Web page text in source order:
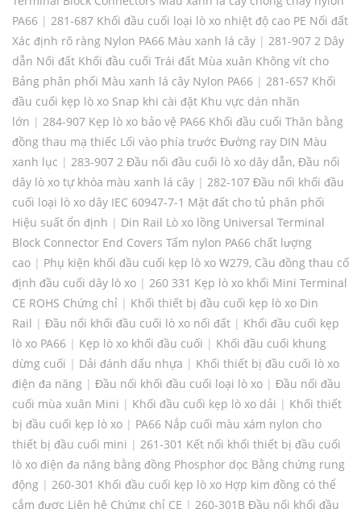
PA66 | 281-687 Khối đầu cuối loại lò xo nhiệt độ cao PE Nối đất
Xác định rõ ràng Nylon PA66 Màu xanh lá cây | 281-907 2 Dây
dẫn Nối đất Khối đầu cuối Trái đất Mùa xuân Không vít cho
Bảng phân phối Màu xanh lá cây Nylon PA66 | 281-657 Khối
đầu cuối kẹp lò xo Snap khi cài đặt Khu vực dán nhãn
lớn | 284-907 Kẹp lò xo bảo vệ PA66 Khối đầu cuối Thân bằng
đồng thau mạ thiếc Lối vào phía trước Đường ray DIN Màu
xanh lục | 283-907 2 Đầu nối đầu cuối lò xo dây dẫn, Đầu nối
dây lò xo tự khóa màu xanh lá cây | 282-107 Đầu nối khối đầu
cuối loại lò xo dây IEC 60947-7-1 Mặt đất cho tủ phân phối
Hiệu suất ổn định | Din Rail Lò xo lồng Universal Terminal
Block Connector End Covers Tấm nylon PA66 chất lượng
cao | Phụ kiện khối đầu cuối kẹp lò xo W279, Cầu đồng thau cố
định đầu cuối dây lò xo | 260 331 Kẹp lò xo khối Mini Terminal
CE ROHS Chứng chỉ | Khối thiết bị đầu cuối kẹp lò xo Din
Rail | Đầu nối khối đầu cuối lò xo nối đất | Khối đầu cuối kẹp
lò xo PA66 | Kẹp lò xo khối đầu cuối | Khối đầu cuối khung
dừng cuối | Dải đánh dấu nhựa | Khối thiết bị đầu cuối lò xo
điện đa năng | Đầu nối khối đầu cuối loại lò xo | Đầu nối đầu
cuối mùa xuân Mini | Khối đầu cuối kẹp lò xo dải | Khối thiết
bị đầu cuối kẹp lò xo | PA66 Nắp cuối màu xám nylon cho
thiết bị đầu cuối mini | 261-301 Kết nối khối thiết bị đầu cuối
lò xo điện đa năng bằng đồng Phosphor dọc Bằng chứng rung
động | 260-301 Khối đầu cuối kẹp lò xo Hợp kim đồng có thể
cắm được Liên hệ Chứng chỉ CE | 260-301B Đầu nối khối đầu